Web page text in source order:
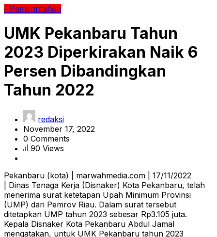
- Pemerintahan
UMK Pekanbaru Tahun
2023 Diperkirakan Naik 6
Persen Dibandingkan
Tahun 2022
redaksi
November 17, 2022
0 Comments
90 Views
Pekanbaru (kota) | marwahmedia.com | 17/11/2022
| Dinas Tenaga Kerja (Disnaker) Kota Pekanbaru, telah
menerima surat ketetapan Upah Minimum Provinsi
(UMP) dari Pemrov Riau. Dalam surat tersebut
ditetapkan UMP tahun 2023 sebesar Rp3.105 juta.
Kepala Disnaker Kota Pekanbaru Abdul Jamal
mengatakan, untuk UMK Pekanbaru tahun 2023